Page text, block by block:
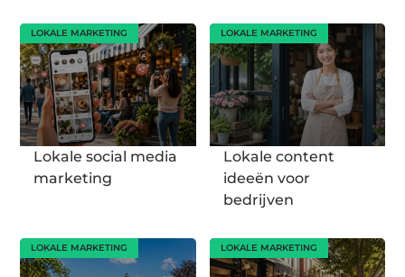
LOKALE MARKETING
Lokale social media
marketing
LOKALE MARKETING
Lokale content
ideeën voor
bedrijven
LOKALE MARKETING LOKALE MARKETING